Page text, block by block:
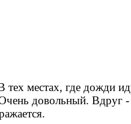
тех местах, где дожди
довольный. Вдруг -